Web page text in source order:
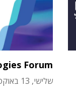
Forum
שלישי, 13 באוקטובר 2026